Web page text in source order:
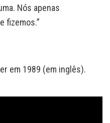
Nós apenas
fizemos.”
em 1989 (em inglês).